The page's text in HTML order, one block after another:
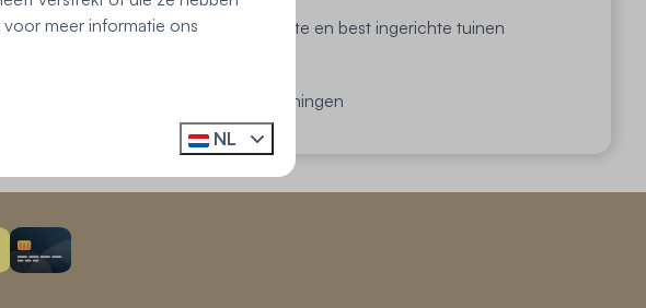
vind je vakantiehuizen met de mooiste en best ingerichte tuinen
duinen en comfortabele vakantiewoningen
voor meer informatie ons
NL